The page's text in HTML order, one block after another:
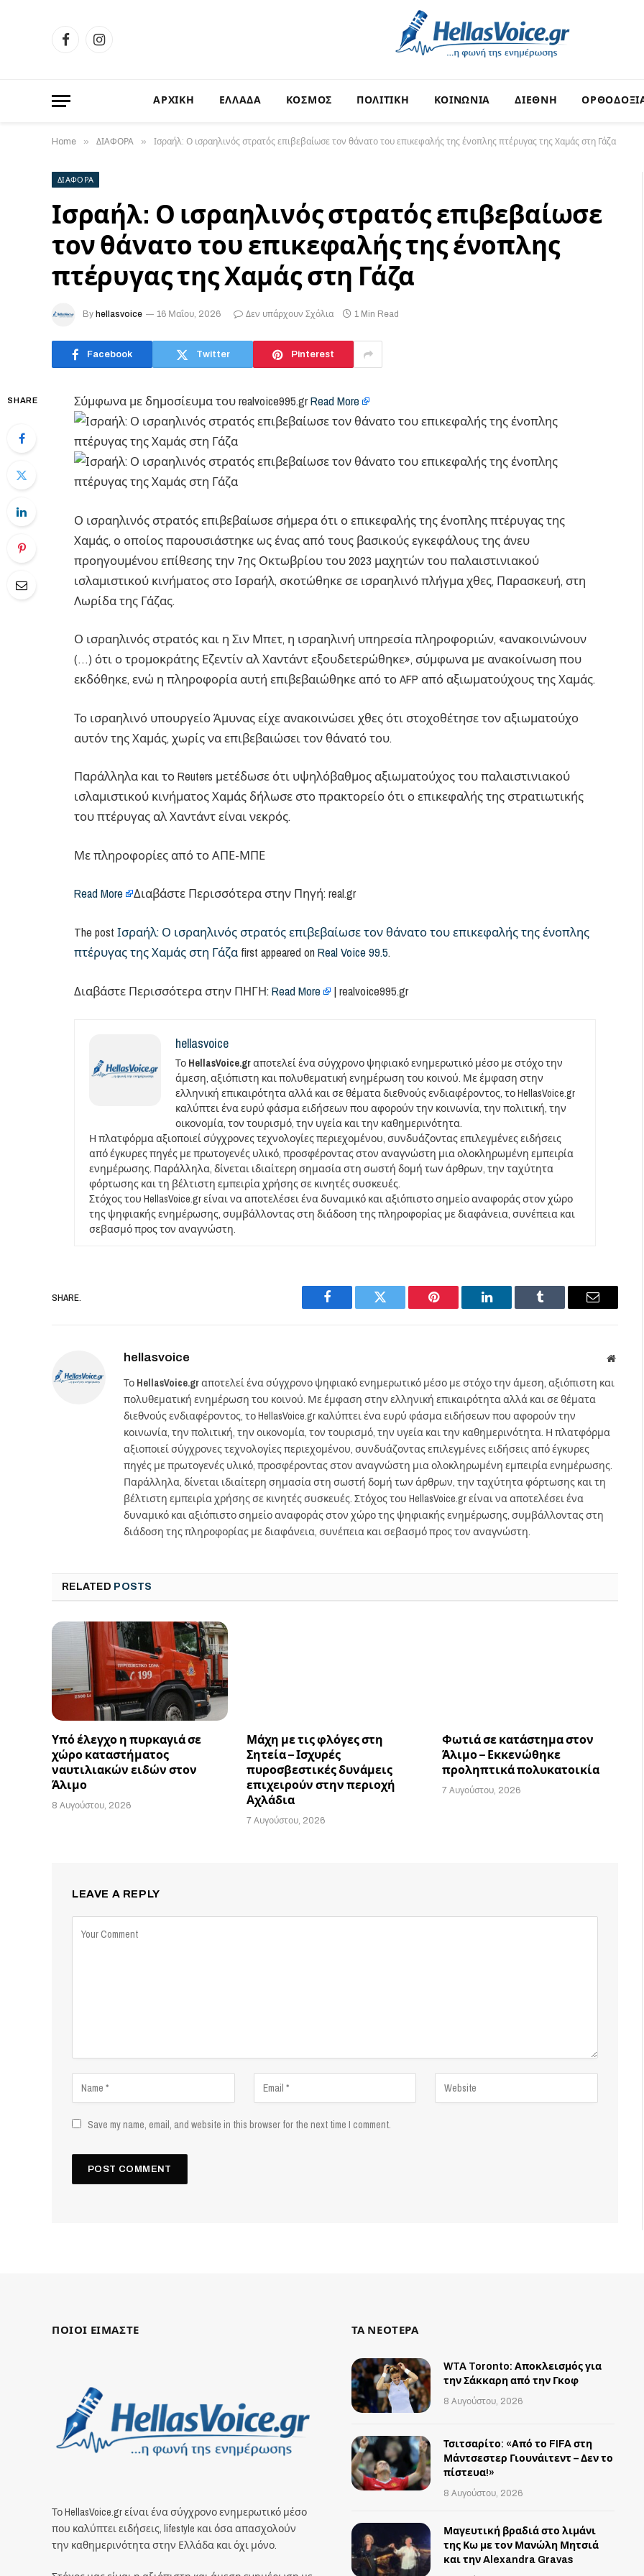
FacebookInstagram
ΑΡΧΙΚΗ ΕΛΛΑΔΑ ΚΟΣΜΟΣ ΠΟΛΙΤΙΚΗ ΚΟΙΝΩΝΙΑ ΔΙΕΘΝΗ
Home » ΔΙΑΦΟΡΑ » Ισραήλ: Ο ισραηλινός στρατός επιβεβαίωσε τον θάνατο του επικεφαλής της ένοπλης πτέρυγας της Χαμάς στη Γάζα
ΔΙΑΦΟΡΑ
Ισραήλ: Ο ισραηλινός στρατός επιβεβαίωσε
τον θάνατο του επικεφαλής της ένοπλης
πτέρυγας της Χαμάς στη Γάζα
By hellasvoice 16 Μαΐου, 2026 Δεν υπάρχουν Σχόλια 1 Min Read
Facebook Twitter Pinterest
SHARE Σύμφωνα με δημοσίευμα του realvoice995.grRead More
Ο ισραηλινός στρατός επιβεβαίωσε σήμερα ότι ο επικεφαλής της ένοπλης πτέρυγας της
Χαμάς, ο οποίος παρουσιάστηκε ως ένας από τους βασικούς εγκεφάλους της άνευ
προηγουμένου επίθεσης την 7ης Οκτωβρίου του 2023 μαχητών του παλαιστινιακού
ισλαμιστικού κινήματος στο Ισραήλ, σκοτώθηκε σε ισραηλινό πλήγμα χθες, Παρασκευή, στη
Λωρίδα της Γάζας.
Ο ισραηλινός στρατός και η Σιν Μπετ, η ισραηλινή υπηρεσία πληροφοριών, «ανακοινώνουν
(…) ότι ο τρομοκράτης Εζεντίν αλ Χαντάντ εξουδετερώθηκε», σύμφωνα με ανακοίνωση που
εκδόθηκε, ενώ η πληροφορία αυτή επιβεβαιώθηκε από το AFP από αξιωματούχους της Χαμάς.
Το ισραηλινό υπουργείο Άμυνας είχε ανακοινώσει χθες ότι στοχοθέτησε τον αξιωματούχο
αυτόν της Χαμάς, χωρίς να επιβεβαιώσει τον θάνατό του.
Παράλληλα και το Reuters μετέδωσε ότι υψηλόβαθμος αξιωματούχος του παλαιστινιακού
ισλαμιστικού κινήματος Χαμάς δήλωσε στο πρακτορείο ότι ο επικεφαλής της στρατιωτικής
του πτέρυγας αλ Χαντάντ είναι νεκρός.
Με πληροφορίες από το ΑΠΕ-ΜΠΕ
Read More Διαβάστε Περισσότερα στην Πηγή: real.gr
The post Ισραήλ: Ο ισραηλινός στρατός επιβεβαίωσε τον θάνατο του επικεφαλής της ένοπλης
πτέρυγας της Χαμάς στη Γάζα first appeared on Real Voice 99.5.
Διαβάστε Περισσότερα στην ΠΗΓΗ:Read More | realvoice995.gr
hellasvoice
Το HellasVoice.grαποτελεί ένα σύγχρονο ψηφιακό ενημερωτικό μέσο με στόχο την
άμεση, αξιόπιστη και πολυθεματική ενημέρωση του κοινού. Με έμφαση στην
ελληνική επικαιρότητα αλλά και σε θέματα διεθνούς ενδιαφέροντος, το HellasVoice.gr
καλύπτει ένα ευρύ φάσμα ειδήσεων που αφορούν την κοινωνία, την πολιτική, την
οικονομία, τον τουρισμό, την υγεία και την καθημερινότητα.
Η πλατφόρμα αξιοποιεί σύγχρονες τεχνολογίες περιεχομένου, συνδυάζοντας επιλεγμένες ειδήσεις
από έγκυρες πηγές με πρωτογενές υλικό, προσφέροντας στον αναγνώστη μια ολοκληρωμένη εμπειρία
ενημέρωσης. Παράλληλα, δίνεται ιδιαίτερη σημασία στη σωστή δομή των άρθρων, την ταχύτητα
φόρτωσης και τη βέλτιστη εμπειρία χρήσης σε κινητές συσκευές.
Στόχος του HellasVoice.gr είναι να αποτελέσει ένα δυναμικό και αξιόπιστο σημείο αναφοράς στον χώρο
της ψηφιακής ενημέρωσης, συμβάλλοντας στη διάδοση της πληροφορίας με διαφάνεια, συνέπεια και
σεβασμό προς τον αναγνώστη.
SHARE.
Facebook Twitter Pinterest LinkedIn Tumblr Email
hellasvoice
Το HellasVoice.grαποτελεί ένα σύγχρονο ψηφιακό ενημερωτικό μέσο με στόχο την άμεση, αξιόπιστη και
πολυθεματική ενημέρωση του κοινού. Με έμφαση στην ελληνική επικαιρότητα αλλά και σε θέματα
διεθνούς ενδιαφέροντος, το HellasVoice.gr καλύπτει ένα ευρύ φάσμα ειδήσεων που αφορούν την
κοινωνία, την πολιτική, την οικονομία, τον τουρισμό, την υγεία και την καθημερινότητα. Η πλατφόρμα
αξιοποιεί σύγχρονες τεχνολογίες περιεχομένου, συνδυάζοντας επιλεγμένες ειδήσεις από έγκυρες
πηγές με πρωτογενές υλικό, προσφέροντας στον αναγνώστη μια ολοκληρωμένη εμπειρία ενημέρωσης.
Παράλληλα, δίνεται ιδιαίτερη σημασία στη σωστή δομή των άρθρων, την ταχύτητα φόρτωσης και τη
βέλτιστη εμπειρία χρήσης σε κινητές συσκευές. Στόχος του HellasVoice.gr είναι να αποτελέσει ένα
δυναμικό και αξιόπιστο σημείο αναφοράς στον χώρο της ψηφιακής ενημέρωσης, συμβάλλοντας στη
διάδοση της πληροφορίας με διαφάνεια, συνέπεια και σεβασμό προς τον αναγνώστη.
RELATED POSTS
Υπό έλεγχο η πυρκαγιά σε
χώρο καταστήματος
ναυτιλιακών ειδών στον
Άλιμο
8 Αυγούστου, 2026
Μάχη με τις φλόγες στη
Σητεία – Ισχυρές
πυροσβεστικές δυνάμεις
επιχειρούν στην περιοχή
Αχλάδια
7 Αυγούστου, 2026
Φωτιά σε κατάστημα στον
Άλιμο – Εκκενώθηκε
προληπτικά πολυκατοικία
7 Αυγούστου, 2026
LEAVE A REPLY
Save my name, email, and website in this browser for the next time I comment.
ΠΟΙΟΙ ΕΙΜΑΣΤΕ
Το HellasVoice.gr είναι ένα σύγχρονο ενημερωτικό μέσο
που καλύπτει ειδήσεις, lifestyle και όσα απασχολούν
την καθημερινότητα στην Ελλάδα και όχι μόνο.
ΤΑ ΝΕΟΤΕΡΑ
WTA Toronto: Αποκλεισμός για
την Σάκκαρη από την Γκοφ
8 Αυγούστου, 2026
Τσιτσαρίτο: «Από το FIFA στη
Μάντσεστερ Γιουνάιτεντ – Δεν το
πίστευα!»
8 Αυγούστου, 2026
Μαγευτική βραδιά στο λιμάνι
της Κω με τον Μανώλη Μητσιά
και την Alexandra Gravas